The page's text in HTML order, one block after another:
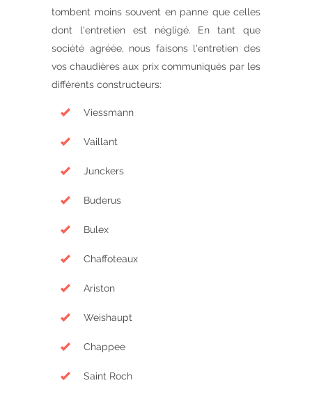
tombent moins souvent en panne que celles
dont l'entretien est négligé. En tant que
société agréée, nous faisons l'entretien des
vos chaudières aux prix communiqués par les
différents constructeurs:
Viessmann
Vaillant
Junckers
Buderus
Bulex
Chaffoteaux
Ariston
Weishaupt
Chappee
Saint Roch